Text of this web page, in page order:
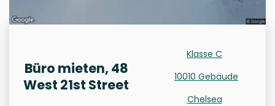
Büro mieten, 48
West 21st Street
Klasse C
10010 Gebäude
Chelsea